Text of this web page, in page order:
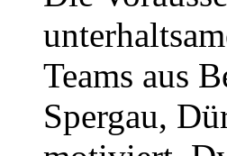
Teams aus
Spergau,